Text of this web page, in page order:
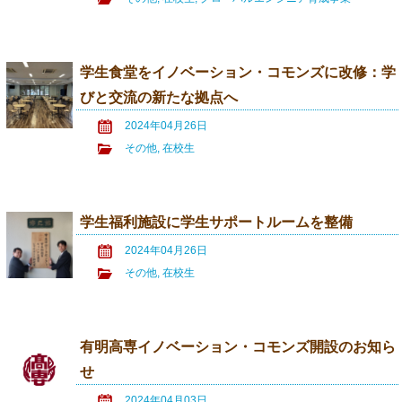
学生食堂をイノベーション・コモンズに改修：学
びと交流の新たな拠点へ
2024年04月26日
その他,在校生
学生福利施設に学生サポートルームを整備
2024年04月26日
その他,在校生
有明高専イノベーション・コモンズ開設のお知ら
せ